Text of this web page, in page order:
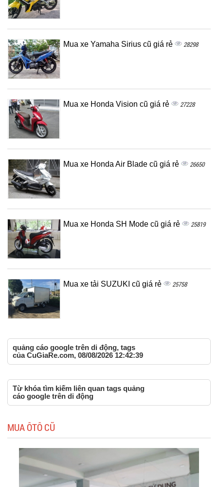
Mua xe Yamaha Sirius cũ giá rẻ 28298
Mua xe Honda Vision cũ giá rẻ 27228
Mua xe Honda Air Blade cũ giá rẻ 26650
Mua xe Honda SH Mode cũ giá rẻ 25819
Mua xe tải SUZUKI cũ giá rẻ 25758
quảng cáo google trên di động, tags
của CuGiaRe.com, 08/08/2026 12:42:39
Từ khóa tìm kiếm liên quan tags quảng
cáo google trên di động
MUA ÔTÔ CŨ